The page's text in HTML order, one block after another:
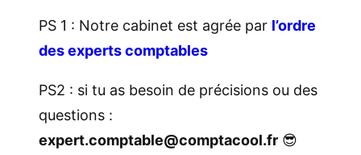
PS 1 : Notre cabinet est agrée par l’ordre
des experts comptables
PS2 : si tu as besoin de précisions ou des
questions :
expert.comptable@comptacool.fr 😎